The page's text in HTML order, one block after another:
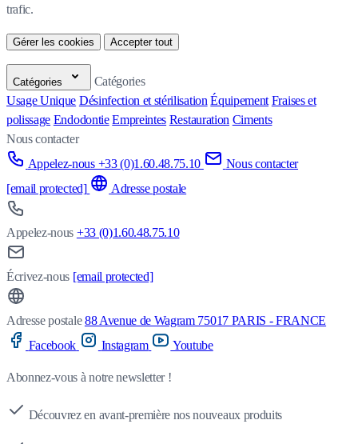
trafic.
Gérer les cookies Accepter tout
Catégories
Catégories
Usage Unique Désinfection et stérilisation Équipement Fraises et
polissage Endodontie Empreintes Restauration Ciments
Nous contacter
Appelez-nous +33 (0)1.60.48.75.10
Nous contacter
[email protected]
Adresse postale
Appelez-nous +33 (0)1.60.48.75.10
Écrivez-nous [email protected]
Adresse postale 88 Avenue de Wagram 75017 PARIS - FRANCE
Facebook
Instagram Youtube
Abonnez-vous à notre newsletter !
Découvrez en avant-première nos nouveaux produits